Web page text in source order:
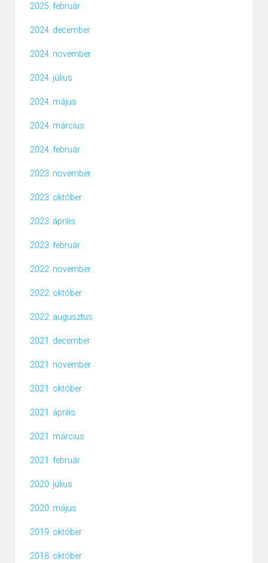
2025. február
2024. december
2024. november
2024. július
2024. május
2024. március
2024. február
2023. november
2023. október
2023. április
2023. február
2022. november
2022. október
2022. augusztus
2021. december
2021. november
2021. október
2021. április
2021. március
2021. február
2020. július
2020. május
2019. október
2018. október